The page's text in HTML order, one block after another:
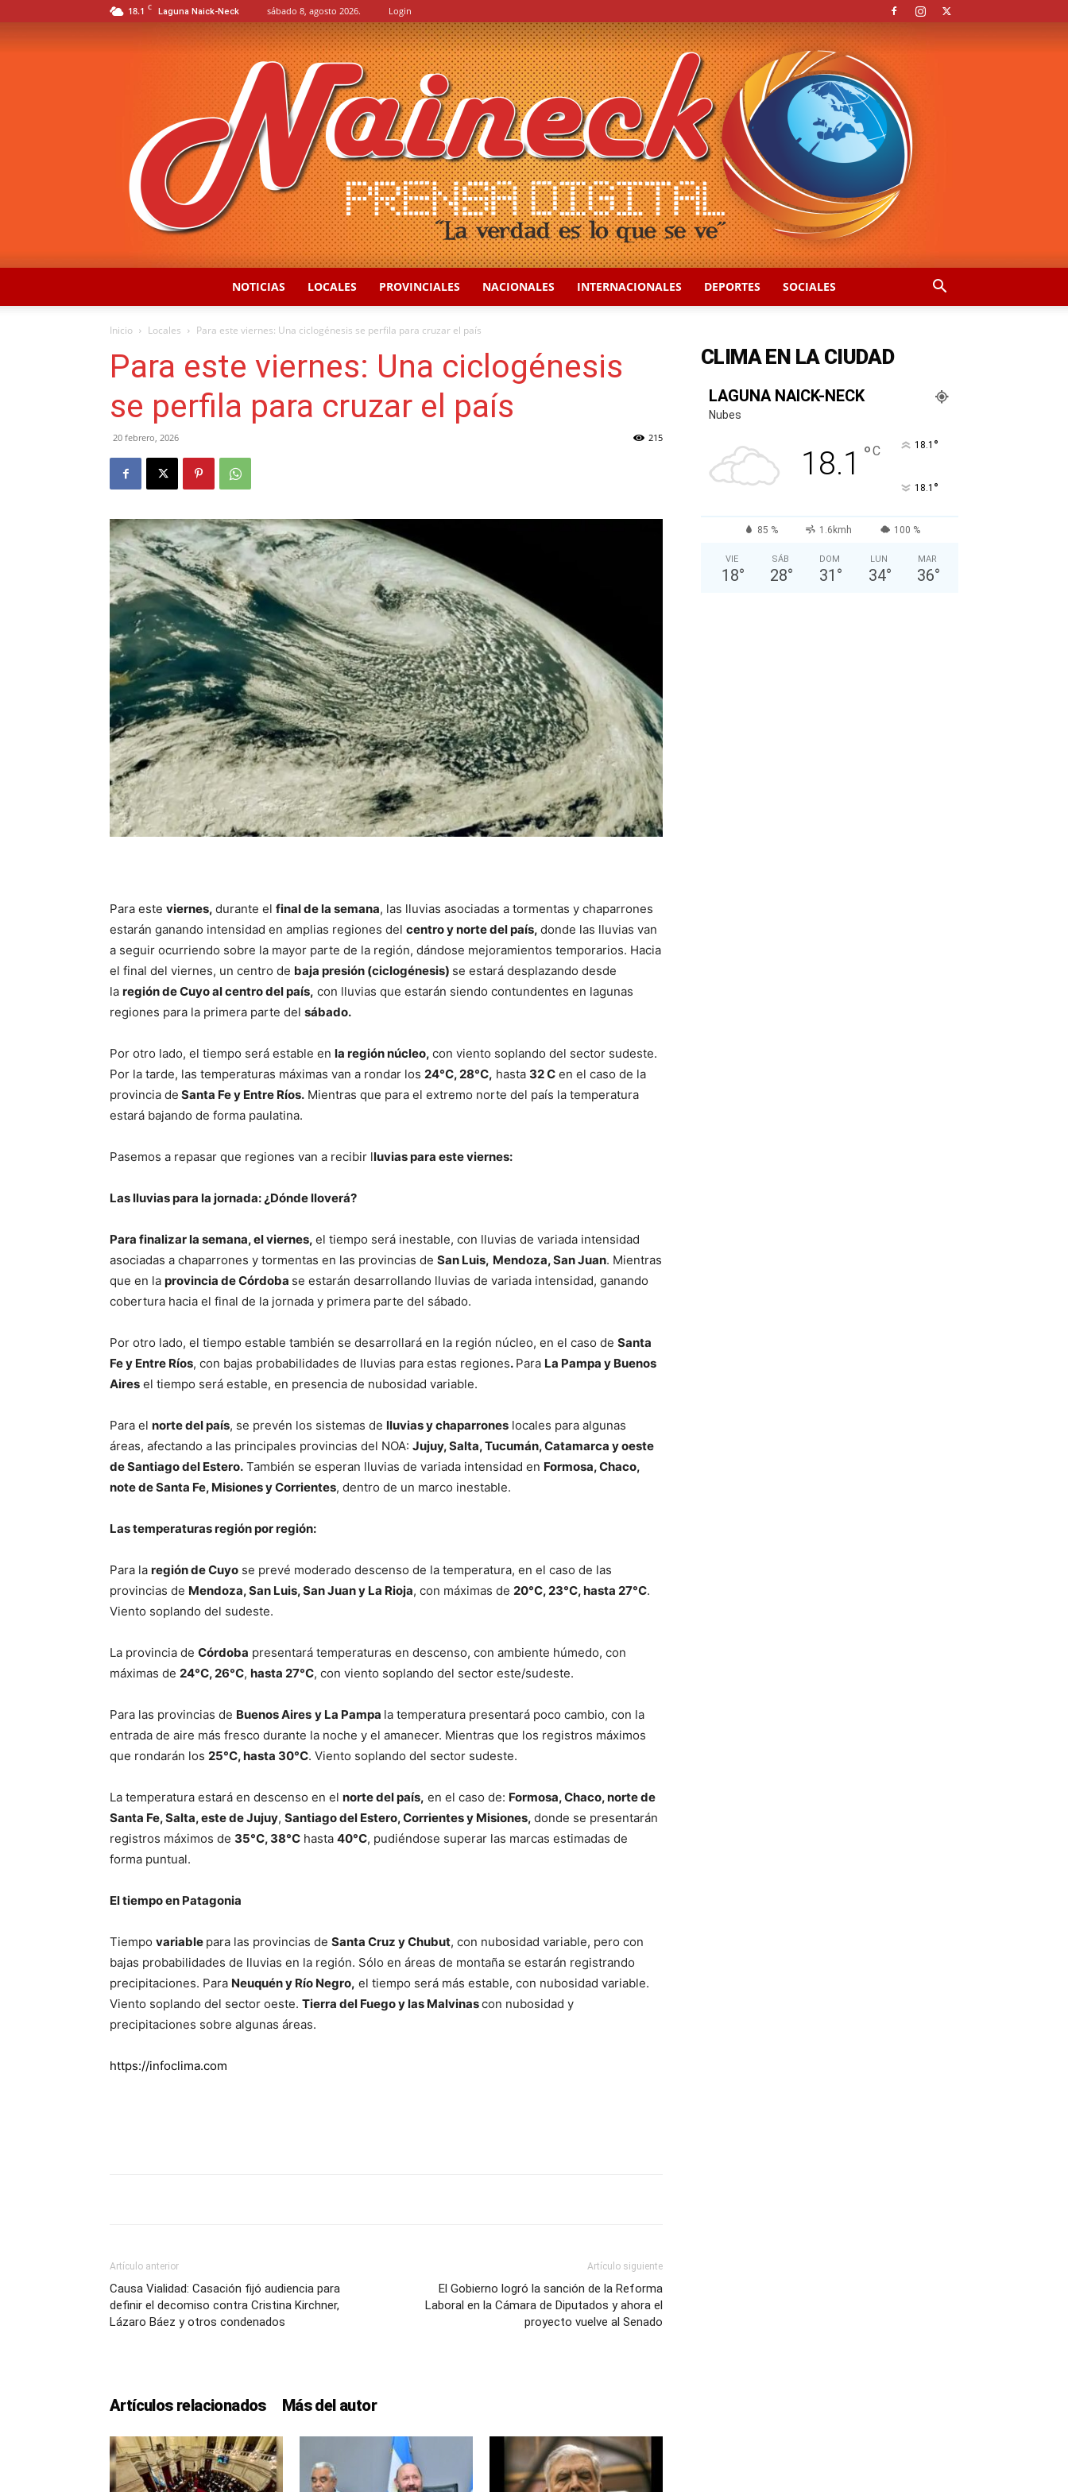
18.1 C Laguna Naick-Neck sábado 8, agosto 2026. Login
DIGITAL
::
La
Verdad
que
se
ve…
NOTICIAS LOCALES PROVINCIALES NACIONALES INTERNACIONALES DEPORTES SOCIALES
Inicio Locales Para este viernes: Una ciclogénesis se perfila para cruzar el país
Para este viernes: Una ciclogénesis
se perfila para cruzar el país
20 febrero, 2026 215
Para este viernes, durante el final de la semana, las lluvias asociadas a tormentas y chaparrones
estarán ganando intensidad en amplias regiones del centro y norte del país, donde las lluvias van
a seguir ocurriendo sobre la mayor parte de la región, dándose mejoramientos temporarios. Hacia
el final del viernes, un centro de baja presión (ciclogénesis) se estará desplazando desde
la región de Cuyo al centro del país, con lluvias que estarán siendo contundentes en lagunas
regiones para la primera parte del sábado.
Por otro lado, el tiempo será estable en la región núcleo, con viento soplando del sector sudeste.
Por la tarde, las temperaturas máximas van a rondar los 24°C, 28°C, hasta 32 C en el caso de la
provincia de Santa Fe y Entre Ríos. Mientras que para el extremo norte del país la temperatura
estará bajando de forma paulatina.
Pasemos a repasar que regiones van a recibir lluvias para este viernes:
Las lluvias para la jornada: ¿Dónde lloverá?
Para finalizar la semana, el viernes, el tiempo será inestable, con lluvias de variada intensidad
asociadas a chaparrones y tormentas en las provincias de San Luis, Mendoza, San Juan. Mientras
que en la provincia de Córdoba se estarán desarrollando lluvias de variada intensidad, ganando
cobertura hacia el final de la jornada y primera parte del sábado.
Por otro lado, el tiempo estable también se desarrollará en la región núcleo, en el caso de Santa
Fe y Entre Ríos, con bajas probabilidades de lluvias para estas regiones. Para La Pampa y Buenos
Aires el tiempo será estable, en presencia de nubosidad variable.
Para el norte del país, se prevén los sistemas de lluvias y chaparrones locales para algunas
áreas, afectando a las principales provincias del NOA: Jujuy, Salta, Tucumán, Catamarca y oeste
de Santiago del Estero. También se esperan lluvias de variada intensidad en Formosa, Chaco,
note de Santa Fe, Misiones y Corrientes, dentro de un marco inestable.
Las temperaturas región por región:
Para la región de Cuyo se prevé moderado descenso de la temperatura, en el caso de las
provincias de Mendoza, San Luis, San Juan y La Rioja, con máximas de 20°C, 23°C, hasta 27°C.
Viento soplando del sudeste.
La provincia de Córdoba presentará temperaturas en descenso, con ambiente húmedo, con
máximas de 24°C, 26°C, hasta 27°C, con viento soplando del sector este/sudeste.
Para las provincias de Buenos Aires y La Pampa la temperatura presentará poco cambio, con la
entrada de aire más fresco durante la noche y el amanecer. Mientras que los registros máximos
que rondarán los 25°C, hasta 30°C. Viento soplando del sector sudeste.
La temperatura estará en descenso en el norte del país, en el caso de: Formosa, Chaco, norte de
Santa Fe, Salta, este de Jujuy, Santiago del Estero, Corrientes y Misiones, donde se presentarán
registros máximos de 35°C, 38°C hasta 40°C, pudiéndose superar las marcas estimadas de
forma puntual.
El tiempo en Patagonia
Tiempo variable para las provincias de Santa Cruz y Chubut, con nubosidad variable, pero con
bajas probabilidades de lluvias en la región. Sólo en áreas de montaña se estarán registrando
precipitaciones. Para Neuquén y Río Negro, el tiempo será más estable, con nubosidad variable.
Viento soplando del sector oeste. Tierra del Fuego y las Malvinascon nubosidad y
precipitaciones sobre algunas áreas.
https://infoclima.com
Artículo anterior
Causa Vialidad: Casación fijó audiencia para
definir el decomiso contra Cristina Kirchner,
Lázaro Báez y otros condenados
Artículo siguiente
El Gobierno logró la sanción de la Reforma
Laboral en la Cámara de Diputados y ahora el
proyecto vuelve al Senado
Artículos relacionados Más del autor
CLIMA EN LA CIUDAD
LAGUNA NAICK-NECK
Nubes
18.1 °C 18.1 °
18.1 °
85 % 1.6kmh 100 %
VIE
18°
SÁB
28°
DOM
31 °
LUN
34°
MAR
36°